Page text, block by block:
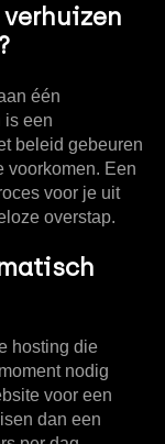
één
is een
beleid gebeuren
voorkomen. Een
voor je uit
overstap.
hosting die
nodig
voor een
dan een